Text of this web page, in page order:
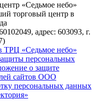
«Седьмое небо»
торговый центр в
адрес: 603093, г.
ТРЦ «Седьмое небо»
персональных
о защите
сайтов ООО
персональных данных